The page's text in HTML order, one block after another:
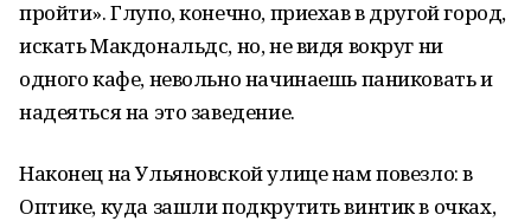
пройти». Глупо, конечно, приехав в другой город,
искать Макдональдс, но, не видя вокруг ни
одного кафе, невольно начинаешь паниковать и
надеяться на это заведение.
Наконец на Ульяновской улице нам повезло: в
Оптике, куда зашли подкрутить винтик в очках,